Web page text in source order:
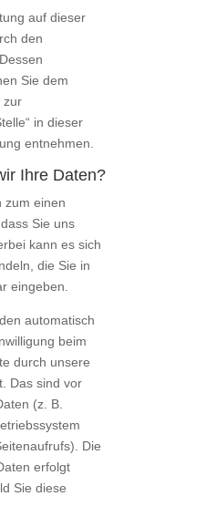
auf dieser
den
Sie dem
zur
in dieser
entnehmen.
Ihre Daten?
zum einen
Sie uns
kann es sich
die Sie in
eingeben.
automatisch
beim
durch unsere
Das sind vor
(z. B.
Die
erfolgt
Sie diese